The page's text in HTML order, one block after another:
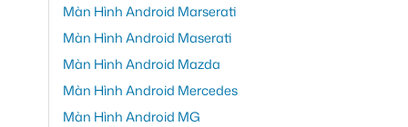
Màn Hình Android Marserati
Màn Hình Android Maserati
Màn Hình Android Mazda
Màn Hình Android Mercedes
Màn Hình Android MG